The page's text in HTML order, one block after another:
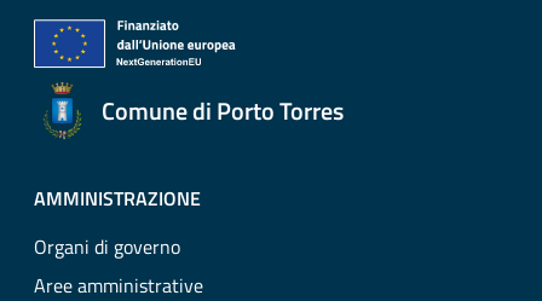
Comune di Porto Torres
AMMINISTRAZIONE
Organi di governo
Aree amministrative